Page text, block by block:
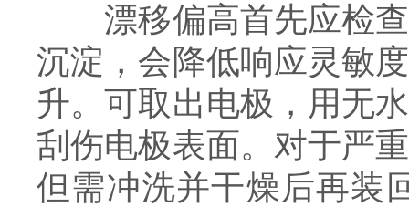
漂移偏高首先应检查
沉淀，会降低响应灵敏
升。可取出电极，用无
刮伤电极表面。对于严
但需冲洗并干燥后再装